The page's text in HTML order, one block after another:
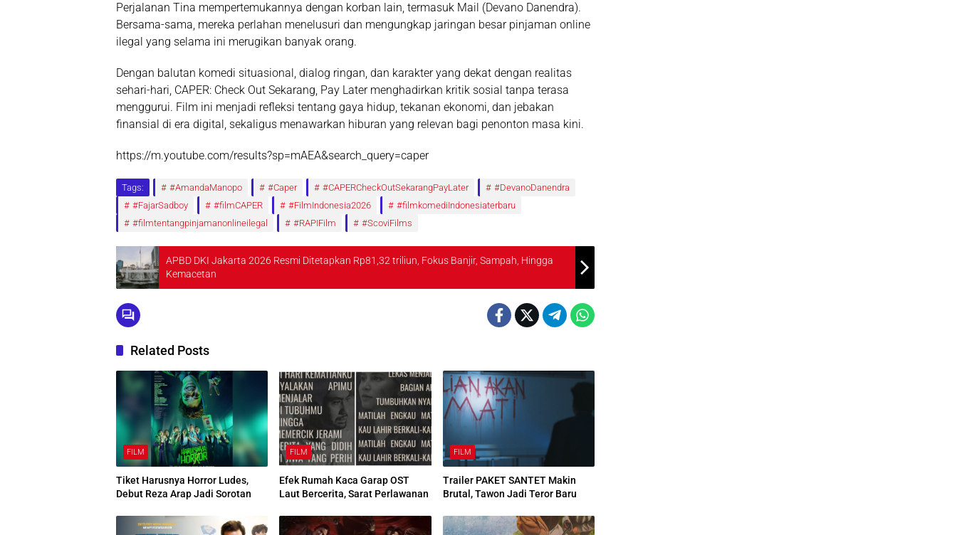
Perjalanan Tina mempertemukannya dengan korban lain, termasuk Mail (Devano Danendra).
Bersama-sama, mereka perlahan menelusuri dan mengungkap jaringan besar pinjaman online
ilegal yang selama ini merugikan banyak orang.
Dengan balutan komedi situasional , dialog ringan, dan karakter yang dekat dengan realitas
sehari-hari, CAPER: Check Out Sekarang, Pay Latermenghadirkan kritik sosial tanpa terasa
menggurui. Film ini menjadi refleksi tentang gaya hidup, tekanan ekonomi, dan jebakan
finansial di era digital, sekaligus menawarkan hiburan yang relevan bagi penonton masa kini.
https://m.youtube.com/results?sp=mAEA&search_query=caper
Tags: #AmandaManopo #Caper #CAPERCheckOutSekarangPayLater
#DevanoDanendra
#FajarSadboy
#filmCAPER #FilmIndonesia2026
#filmkomediIndonesiaterbaru
#filmtentangpinjamanonlineilegal
#RAPIFilm #ScoviFilms
APBD DKI Jakarta 2026 Resmi Ditetapkan Rp81,32 triliun, Fokus Banjir, Sampah, Hingga
Kemacetan
Related Posts
FILM
Tiket Harusnya Horror Ludes,
Debut Reza Arap Jadi Sorotan
FILM
Efek Rumah Kaca Garap OST
Laut Bercerita, Sarat Perlawanan
FILM
Trailer PAKET SANTET Makin
Brutal, Tawon Jadi Teror Baru